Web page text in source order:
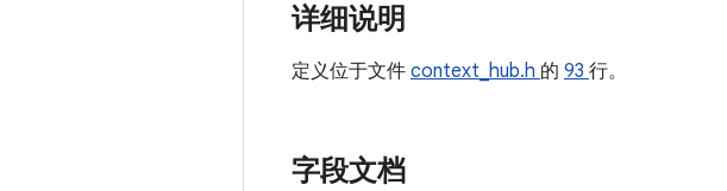
详细说明
定义位于文件 context_hub.h 的 93 行。
字段文档